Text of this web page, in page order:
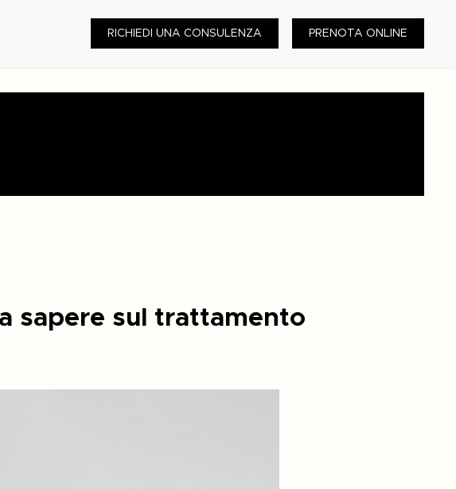
RICHIEDI UNA CONSULENZA PRENOTA ONLINE
sapere sul trattamento